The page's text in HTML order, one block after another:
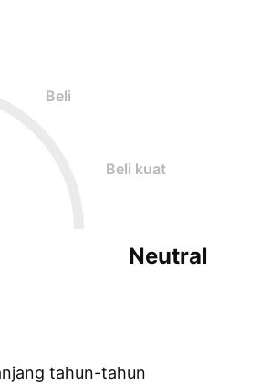
Beli
Beli kuat
Neutral
tahun-tahun